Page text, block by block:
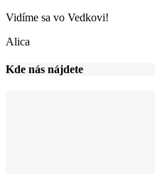
Vidíme sa vo Vedkovi!
Alica
Kde nás nájdete